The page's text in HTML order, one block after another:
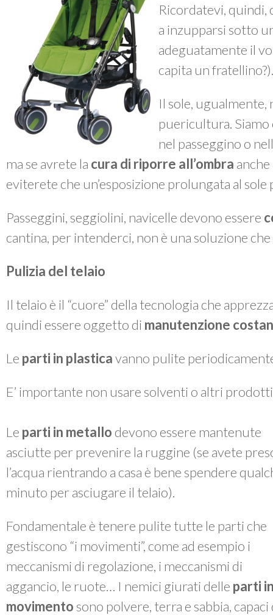
Ricordatevi, quindi,
a inzupparsi sotto
adeguatamente il
capita un fratellino?).
Il sole, ugualmente,
puericultura.
nel passeggino o
ma se avrete la cura di riporre all’ombra
eviterete che un’esposizione prolungata al sole
Passeggini, seggiolini, navicelle devono essere
cantina, per intenderci, non è una soluzione
Pulizia del telaio
Il telaio è il “cuore” della tecnologia che
quindi essere oggetto di manutenzione
Le parti in plasticavanno pulite
E’ importante non usare solventi o altri
Le parti in metallo devono essere mantenute
asciutte per prevenire la ruggine (se avete
l’acqua rientrando a casa è bene spendere
minuto per asciugare il telaio).
Fondamentale è tenere pulite tutte le parti che
gestiscono “i movimenti”, come ad esempio i
meccanismi di regolazione, i meccanismi di
aggancio, le ruote… I nemici giurati delle parti
movimento sono polvere, terra e sabbia,